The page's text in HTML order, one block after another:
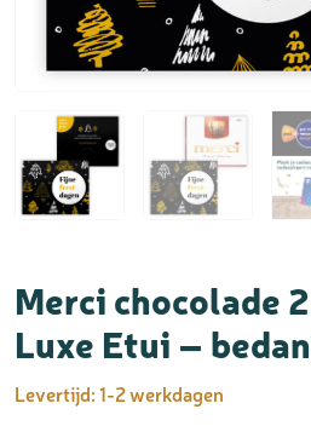
Merci chocolade
Luxe Etui –
Levertijd:1-2 werkdagen